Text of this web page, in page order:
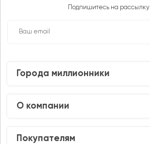
Подпишитесь на рассылку
Города миллионники
О компании
Покупателям